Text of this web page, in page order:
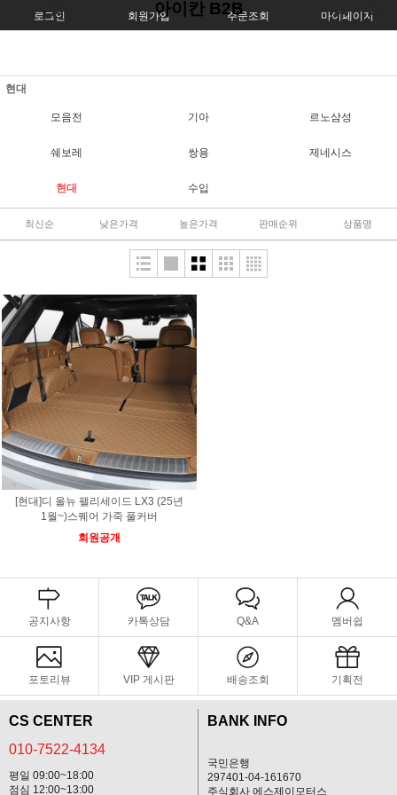
로그인 회원가입 주문조회 마이페이지
아이칸 B2B
현대
모음전 기아 르노삼성
쉐보레 쌍용 제네시스
현대 수입
최신순 낮은가격 높은가격 판매순위 상품명
[현대]디 올뉴 팰리세이드 LX3 (25년
1월~)스퀘어 가죽 풀커버
회원공개
공지사항 카톡상담 Q&A 멤버쉽
포토리뷰 VIP 게시판 배송조회 기획전
CS CENTER
010-7522-4134
평일 09:00~18:00
점심 12:00~13:00
BANK INFO
국민은행
297401-04-161670
주식회사 에스제이모터스